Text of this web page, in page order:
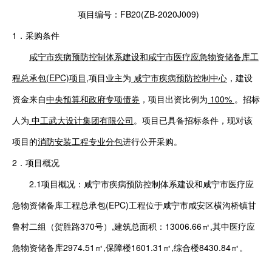
项目编号： FB20(ZB-2020J009)
1 ． 采购条件
咸宁市疾病预防控制体系建设和咸宁市医疗应急物资储备库工
程总承包(EPC)项目,项目业主为 咸宁市疾病预防控制中心 ，建设
资金来自中央预算和政府专项债券 ，项目出资比例为 100% 。招标
人为 中工武大设计集团有限公司。项目已具备招标条件，现对该
项目的消防安装工程专业分包进行公开采购。
2 ．项目概况
2.1项目概况： 咸宁市疾病预防控制体系建设和咸宁市医疗应
急物资储备库工程总承包(EPC)工程位于咸宁市咸安区横沟桥镇甘
鲁村二组（贺胜路370号）,建筑总面积：13006.66㎡,其中医疗应
急物资储备库2974.51 ㎡,保障楼1601.31 ㎡,综合楼8430.84㎡。